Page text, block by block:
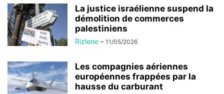
La justice israélienne suspend la
démolition de commerces
palestiniens
Rizlene - 11/05/2026
Les compagnies aériennes
européennes frappées par la
hausse du carburant